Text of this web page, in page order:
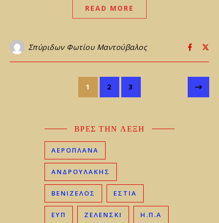
READ MORE
Σπύριδων Φωτίου Μαντούβαλος
1 2 3
ΒΡΕΣ ΤΗΝ ΛΕΞΗ
ΑΕΡΟΠΛΑΝΑ
ΑΝΔΡΟΥΛΑΚΗΣ
ΒΕΝΙΖΈΛΟΣ ΕΣΤΙΑ
ΕΥΠ ΖΕΛΕΝΣΚΙ Η.Π.Α